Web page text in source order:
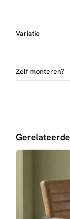
Variatie
Zelf monteren?